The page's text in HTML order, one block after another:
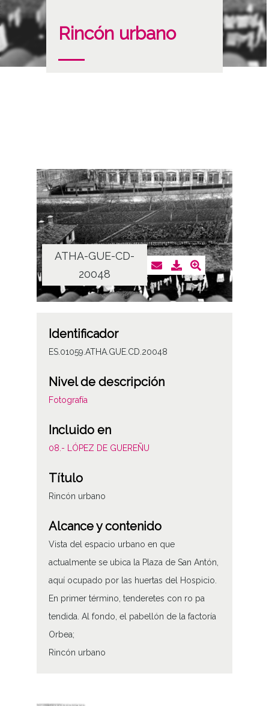
Rincón urbano
ATHA-GUE-CD-
20048
Identificador
ES.01059.ATHA.GUE.CD.20048
Nivel de descripción
Fotografía
Incluido en
08.- LÓPEZ DE GUEREÑU
Título
Rincón urbano
Alcance y contenido
Vista del espacio urbano en que
actualmente se ubica la Plaza de San Antón,
aquí ocupado por las huertas del Hospicio.
En primer término, tenderetes con ro pa
tendida. Al fondo, el pabellón de la factoría
Orbea;
Rincón urbano